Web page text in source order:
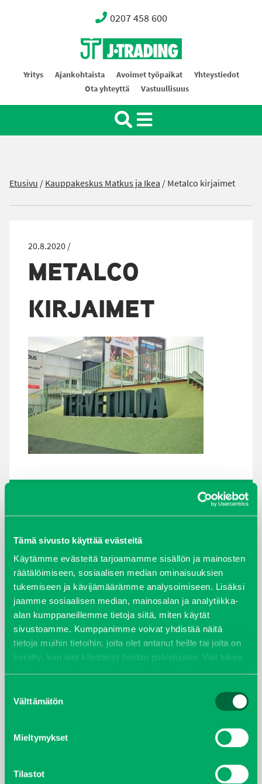
Tämä sivusto käyttää evästeitä
Käytämme evästeitä tarjoamamme sisällön ja mainosten
räätälöimiseen, sosiaalisen median ominaisuuksien
tukemiseen ja kävijämäärämme analysoimiseen. Lisäksi
jaamme sosiaalisen median, mainosalan ja analytiikka-
alan kumppaneillemme tietoja siitä, miten käytät
sivustoamme. Kumppanimme voivat yhdistää näitä
tietoja muihin tietoihin, joita olet antanut heille tai joita on
kerätty, kun olet käyttänyt heidän palvelujaan. Voit lukea
valinta
Välttämätön
Mieltymykset
Tilastot
0207 458 600
Oy J-Trading Ab
Yritys Ajankohtaista Avoimet työpaikat
Yhteystiedot
Ota yhteyttä
Vastuullisuus
Etusivu /Kauppakeskus Matkus ja Ikea /Metalco kirjaimet
20.8.2020 /
METALCO
KIRJAIMET
maaliskuu 2026
syyskuu 2023
joulukuu 2022
huhtikuu 2022
helmikuu 2022
joulukuu 2021